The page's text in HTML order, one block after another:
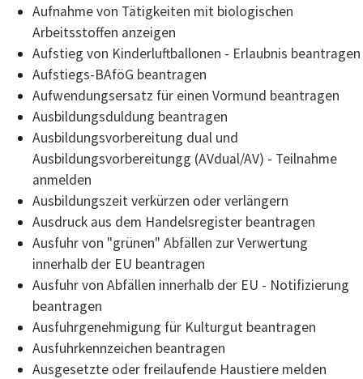
Aufnahme von Tätigkeiten mit biologischen
Arbeitsstoffen anzeigen
Aufstieg von Kinderluftballonen - Erlaubnis beantragen
Aufstiegs-BAföG beantragen
Aufwendungsersatz für einen Vormund beantragen
Ausbildungsduldung beantragen
Ausbildungsvorbereitung dual und
Ausbildungsvorbereitungg (AVdual/AV) - Teilnahme
anmelden
Ausbildungszeit verkürzen oder verlängern
Ausdruck aus dem Handelsregister beantragen
Ausfuhr von "grünen" Abfällen zur Verwertung
innerhalb der EU beantragen
Ausfuhr von Abfällen innerhalb der EU - Notifizierung
beantragen
Ausfuhrgenehmigung für Kulturgut beantragen
Ausfuhrkennzeichen beantragen
Ausgesetzte oder freilaufende Haustiere melden